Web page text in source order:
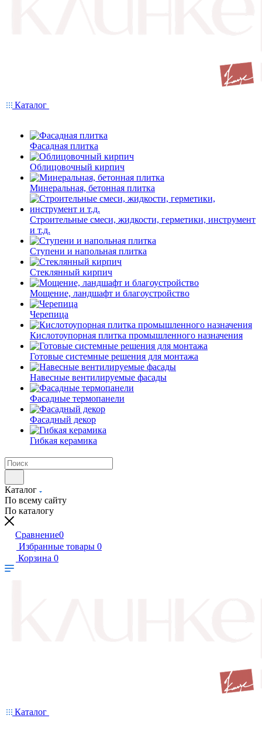
Каталог
Фасадная плитка
Облицовочный кирпич
Минеральная, бетонная плитка
Строительные смеси, жидкости, герметики, инструмент
и т.д.
Ступени и напольная плитка
Cтеклянный кирпич
Мощение, ландшафт и благоустройство
Черепица
Кислотоупорная плитка промышленного назначения
Готовые системные решения для монтажа
Навесные вентилируемые фасады
Фасадные термопанели
Фасадный декор
Гибкая керамика
Каталог
По всему сайту
По каталогу
Сравнение0
Избранные товары 0
Корзина 0
Каталог